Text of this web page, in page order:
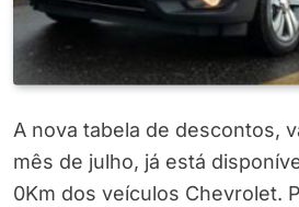
A nova tabela de descontos,
mês de julho, já está
0Km dos veículos Chevrolet.